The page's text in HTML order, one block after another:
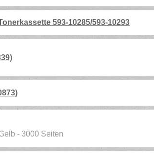
593-10285/593-10293
- 3000 Seiten